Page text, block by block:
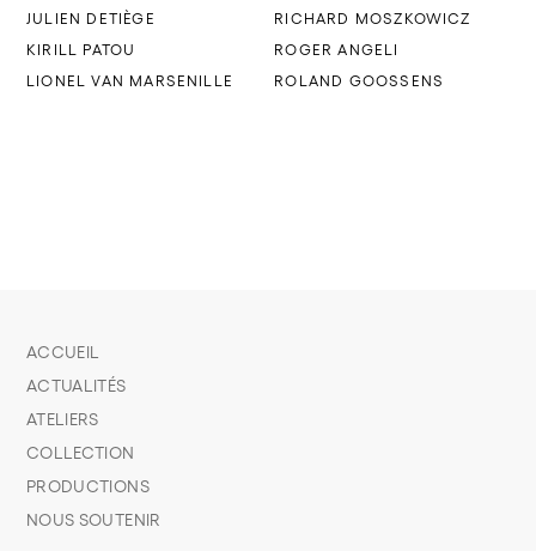
JULIEN DETIÈGE
KIRILL PATOU
LIONEL VAN MARSENILLE
RICHARD MOSZKOWICZ
ROGER ANGELI
ROLAND GOOSSENS
ACCUEIL
ACTUALITÉS
ATELIERS
COLLECTION
PRODUCTIONS
NOUS SOUTENIR